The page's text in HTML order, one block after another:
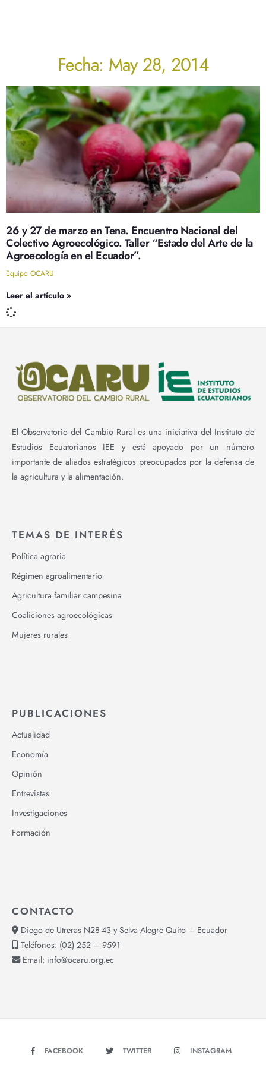
Fecha: May 28, 2014
26 y 27 de marzo en Tena. Encuentro Nacional del
Colectivo Agroecológico. Taller “Estado del Arte de la
Agroecología en el Ecuador”.
Equipo OCARU
Leer el artículo »
El Observatorio del Cambio Rural es una iniciativa del Instituto de
Estudios Ecuatorianos IEE y está apoyado por un número
importante de aliados estratégicos preocupados por la defensa de
la agricultura y la alimentación.
TEMAS DE INTERÉS
Política agraria
Régimen agroalimentario
Agricultura familiar campesina
Coaliciones agroecológicas
Mujeres rurales
PUBLICACIONES
Actualidad
Economía
Opinión
Entrevistas
Investigaciones
Formación
CONTACTO
Diego de Utreras N28-43 y Selva Alegre Quito – Ecuador
Teléfonos: (02) 252 – 9591
Email: info@ocaru.org.ec
FACEBOOK TWITTER INSTAGRAM